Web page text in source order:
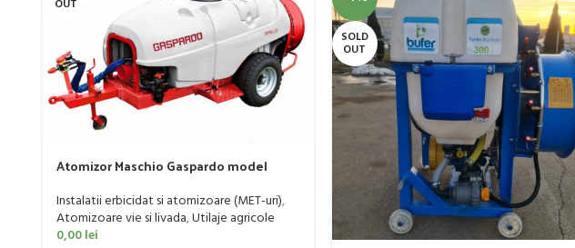
OUT
Atomizor Maschio Gaspardo model
Instalatii erbicidat si atomizoare (MET-uri),
Atomizoare vie si livada,Utilaje agricole
0,00lei
SOLD
OUT